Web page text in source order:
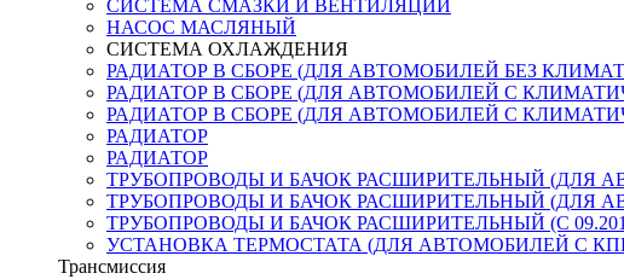
СИСТЕМА СМАЗКИ И ВЕНТИЛЯЦИИ
НАСОС МАСЛЯНЫЙ
СИСТЕМА ОХЛАЖДЕНИЯ
РАДИАТОР В СБОРЕ (ДЛЯ АВТОМОБИЛЕЙ БЕЗ
РАДИАТОР В СБОРЕ (ДЛЯ АВТОМОБИЛЕЙ С
РАДИАТОР В СБОРЕ (ДЛЯ АВТОМОБИЛЕЙ С
РАДИАТОР
РАДИАТОР
ТРУБОПРОВОДЫ И БАЧОК РАСШИРИТЕЛЬНЫЙ (ДЛЯ
ТРУБОПРОВОДЫ И БАЧОК РАСШИРИТЕЛЬНЫЙ (ДЛЯ
ТРУБОПРОВОДЫ И БАЧОК РАСШИРИТЕЛЬНЫЙ (С
УСТАНОВКА ТЕРМОСТАТА (ДЛЯ АВТОМОБИЛЕЙ С КПП
Трансмиссия